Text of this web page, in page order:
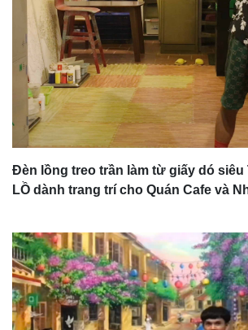
Đèn lồng treo trần làm từ giấy dó siêu
LỒ dành trang trí cho Quán Cafe và